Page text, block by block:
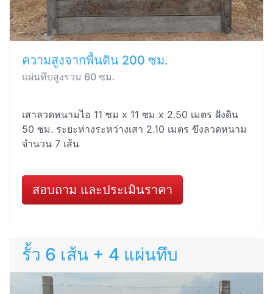
ความสูงจากพื้นดิน 200 ซม.
แผ่นทึบสูงรวม 60 ซม.
เสาลวดหนามไอ 11 ซม x 11 ซม x 2.50 เมตร ฝังดิน
50 ซม. ระยะห่างระหว่างเสา 2.10 เมตร ขึงลวดหนาม
จำนวน 7 เส้น
สอบถาม และประเมินราคา
รั้ว 6 เส้น + 4 แผ่นทึบ